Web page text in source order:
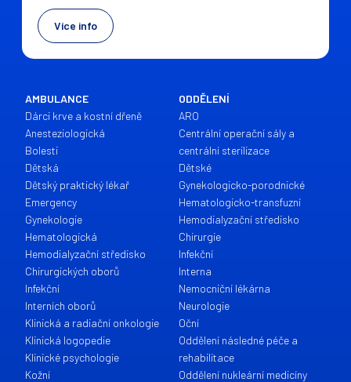
Více info
AMBULANCE
Dárci krve a kostní dřeně
Anesteziologická
Bolesti
Dětská
Dětský praktický lékař
Emergency
Gynekologie
Hematologická
Hemodialyzační středisko
Chirurgických oborů
Infekční
Interních oborů
Klinická a radiační onkologie
Klinická logopedie
Klinické psychologie
Kožní
ODDĚLENÍ
ARO
Centrální operační sály a
centrální sterilizace
Dětské
Gynekologicko-porodnické
Hematologicko-transfuzní
Hemodialyzační středisko
Chirurgie
Infekční
Interna
Nemocniční lékárna
Neurologie
Oční
Oddělení následné péče a
rehabilitace
Oddělení nukleární medicíny